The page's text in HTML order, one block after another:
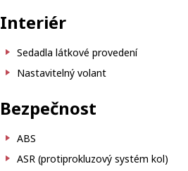
Interiér
Sedadla látkové provedení
Nastavitelný volant
Bezpečnost
ABS
ASR (protiprokluzový systém kol)